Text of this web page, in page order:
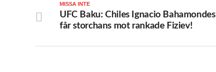
MISSA INTE
UFC Baku: Chiles Ignacio Bahamondes
får storchans mot rankade Fiziev!